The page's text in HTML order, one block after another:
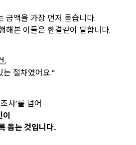
금액을 가장 먼저 묻습니다.
해본 이들은 한결같이 말합니다.
,
절차였어요.”
사’를 넘어
이
돕는 것입니다.